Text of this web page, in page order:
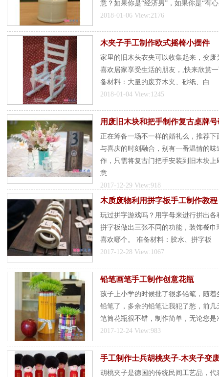
意？如果你是“经济男”，如果你是“有
2018-01-06 View:2176
木夹子手工制作欧式摇椅小摆件
家里的旧木头衣夹可以收集起来，变
喜欢居家享受生活的朋友，,快来欣赏
备材料：大量的废弃木夹、砂纸、白
2018-01-04 View:1245
用废旧木块和把手制作复古桌牌
正在筹备一场不一样的婚礼么，推荐
与喜庆的时刻融合，别有一番温情的
作，只需将复古门把手安装到旧木块
意
2017-12-29 View:918
木质废物利用拼字板手工制作教程
玩过拼字游戏吗？用字母来进行拼出
拼字板做出三张不同的功能，装饰餐
喜欢哪个。 准备材料：胶水、拼字板
2017-12-28 View:1067
铅笔画笔手工制作创意花瓶
孩子上小学的时候批了很多铅笔，随
铅笔了，多余的铅笔让我犯了愁，前
笔筒花瓶很不错，制作简单，无论您
2017-12-24 View:983
手工制作士兵胡桃夹子-木夹子变
胡桃夹子是德国的传统民间工艺品，